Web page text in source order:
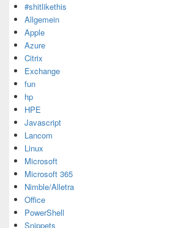
#shitlikethis
Allgemein
Apple
Azure
Citrix
Exchange
fun
hp
HPE
Javascript
Lancom
Linux
Microsoft
Microsoft 365
Nimble/Alletra
Office
PowerShell
Snippets